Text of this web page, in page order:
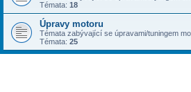
Témata: 18
Úpravy motoru
Témata zabývající se úpravami/tuningem
Témata: 25